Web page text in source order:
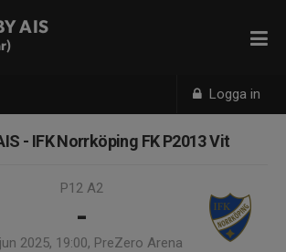
Logga in
AIS
- IFK Norrköping FK P2013 Vit
P12 A2
-
2025, 19:00, PreZero Arena